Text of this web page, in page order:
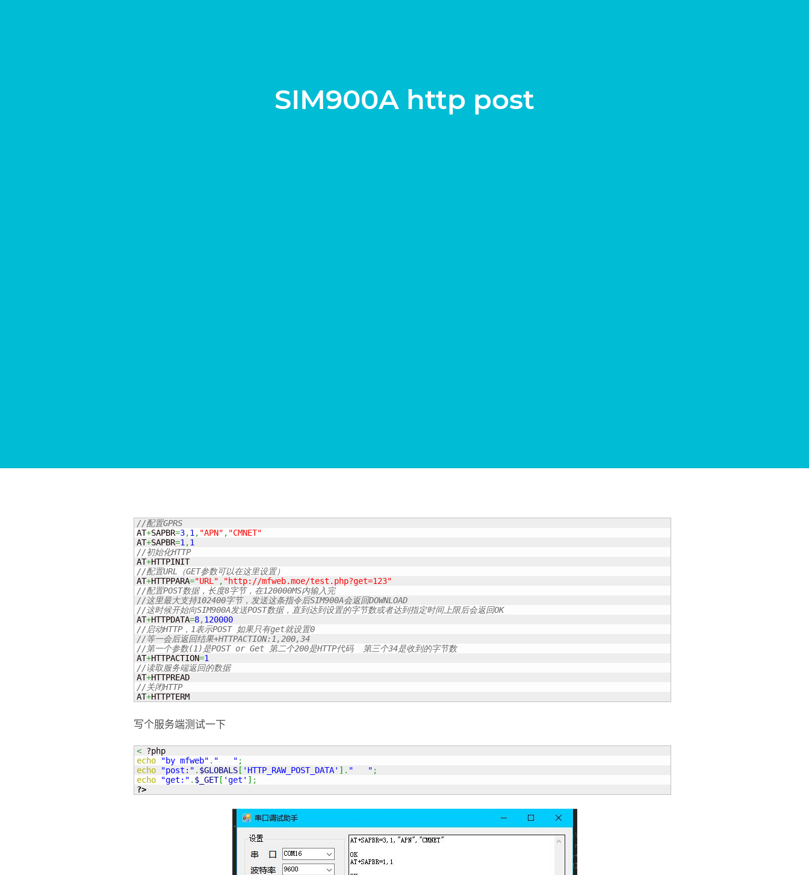
SIM900A http post
//配置GPRS
AT+SAPBR=3,1 , "APN" , "CMNET"
AT+SAPBR=1 ,1
//初始化HTTP
AT+
//配置URL（GET参数可以在这里设置）
AT+HTTPPARA="URL" , "http://mfweb.moe/test.php?get=123"
//配置POST数据，长度8字节，在120000MS内输入完
//这里最大支持102400字节，发送这条指令后SIM900A会返回DOWNLOAD
//这时候开始向SIM900A发送POST数据，直到达到设置的字节数或者达到指定时间上限后会返回OK
AT+HTTPDATA=8,120000
//启动HTTP，1表示POST 如果只有get就设置0
//等一会后返回结果+HTTPACTION:1,200,34
//第一个参数(1)是POST or Get 第二个200是HTTP代码  第三个34是收到的字节数
AT+HTTPACTION=1
//读取服务端返回的数据
AT+
//关闭HTTP
AT+HTTPTERM
写个服务端测试一下
<
echo
"by mfweb" . "   " ;
echo
"post:" . $GLOBALS [ 'HTTP_RAW_POST_DATA' ] . "   " ;
echo
"get:" . $_GET[ 'get' ] ;
?>